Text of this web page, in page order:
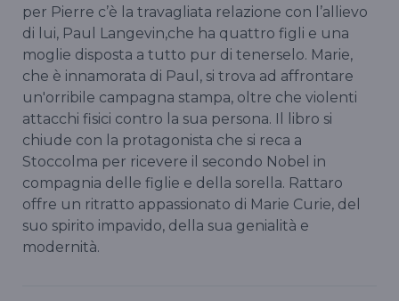
per Pierre c’è la travagliata relazione con l’allievo
di lui, Paul Langevin,che ha quattro figli e una
moglie disposta a tutto pur di tenerselo. Marie,
che è innamorata di Paul, si trova ad affrontare
un'orribile campagna stampa, oltre che violenti
attacchi fisici contro la sua persona. Il libro si
chiude con la protagonista che si reca a
Stoccolma per ricevere il secondo Nobel in
compagnia delle figlie e della sorella. Rattaro
offre un ritratto appassionato di Marie Curie, del
suo spirito impavido, della sua genialità e
modernità.